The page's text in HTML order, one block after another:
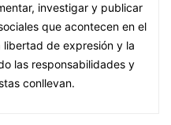
investigar y publicar
que acontecen en el
de expresión y la
las responsabilidades y
conllevan.